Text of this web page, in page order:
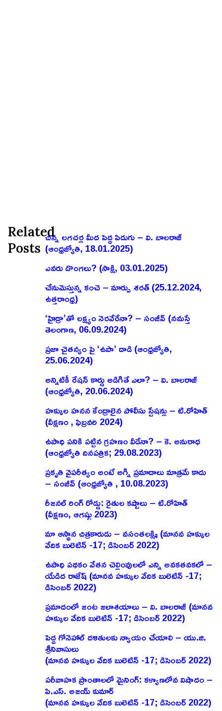
Related
Posts
చిన్న లగచర్ల మీద పెద్ద పిడుగు – వి. బాలరాజ్‌
(ఆంధ్రజ్యోతి, 18.01.2025)
ఎవరు దొంగలు? (సాక్షి, 03.01.2025)
చేనుమెస్తున్న కంచె – మార్పు శరత్ (25.12.2024,
ఉత్తరాంధ్ర)
‘హైడ్రా’తో లక్ష్యం నెరవేరేనా? – సంజీవ్ (నమస్తే
తెలంగాణ, 06.09.2024)
ప్రజా చైతన్యం పై ‘ఉపా’ దాడి (ఆంధ్రజ్యోతి,
25.06.2024)
అన్నిటికీ రేషన్ కార్డు అడిగితే ఎలా? – వి. బాలరాజ్‌
(ఆంధ్రజ్యోతి, 20.06.2024)
హక్కుల హనన కేంద్రాలైన పోలీసు స్టేషన్లు – టి.రోహిత్
(వీక్షణం , ఫిబ్రవరి 2024)
ఉపాధి పనికి పట్టిన గ్రహణం వీడేనా? – కె. అనురాధ
(ఆంధ్రజ్యోతి దినపత్రిక; 29.08.2023)
ప్రకృతి వైపరీత్యం అంటే అగ్ని ప్రమాదాలు మాత్రమే కాదు
– సంజీవ్ (ఆంధ్రజ్యోతి , 10.08.2023)
రీజనల్ రింగ్ రోడ్డు: రైతుల కష్టాలు – టి.రోహిత్
(వీక్షణం, ఆగష్టు 2023)
మా ఆస్థాన చిత్రకారుడు – వసంతలక్ష్మి (మానవ హక్కుల
వేదిక బులెటిన్ -17; డిసెంబర్ 2022)
ఉపాధి పథకం వేతన చెల్లింవులలో ఎన్ని అవకతవకలో –
యేడిద రాజేష్‌ (మానవ హక్కుల వేదిక బులెటిన్ -17;
డిసెంబర్ 2022)
ప్రమాదంలో జంట జలాశయాలు – వి. బాలరాజ్‌ (మానవ
హక్కుల వేదిక బులెటిన్ -17; డిసెంబర్ 2022)
పెద్ద గోనెహాల్‌ దళితులకు న్యాయం చేయాలి – యు.జి.
శ్రీనివాసులు
(మానవ హక్కుల వేదిక బులెటిన్ -17; డిసెంబర్ 2022)
పరీవాహక ప్రాంతాలలో మైనింగ్‌: కళ్యాణలోవ విషాదం –
పి.ఎస్‌. అజయ్‌ కుమార్‌
(మానవ హక్కుల వేదిక బులెటిన్ -17; డిసెంబర్ 2022)